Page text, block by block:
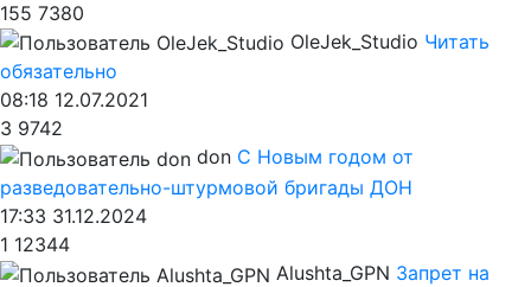
155 7380
OleJek_Studio Читать
обязательно
08:18 12.07.2021
3 9742
don С Новым годом от
разведовательно-штурмовой бригады ДОН
17:33 31.12.2024
1 12344
Alushta_GPN Запрет на